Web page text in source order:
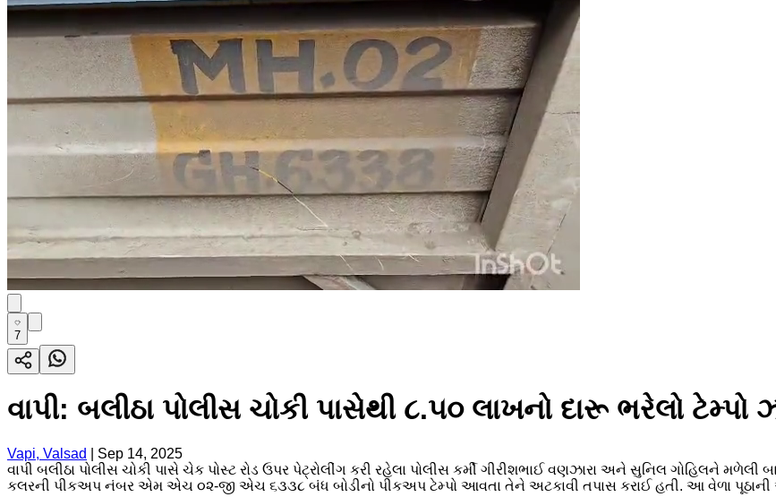
7
વાપી: બલીઠા પોલીસ ચોકી પાસેથી ૮.૫૦ લાખનો દારૂ ભરેલો ટેમ્પો
Vapi, Valsad
Sep 14, 2025
વાપી બલીઠા પોલીસ ચોકી પાસે ચેક પોસ્ટ રોડ ઉપર પેટ્રોલીંગ કરી રહેલા પોલીસ કર્મી ગીરીશભાઈ વણઝારા અને સુનિલ ગોહિલને
કલરની પીકઅપ નંબર એમ એચ ૦૨-જી એચ ૬૩૩૮ બંધ બોડીનો પીકઅપ ટેમ્પો આવતા તેને અટકાવી તપાસ કરાઈ હતી. આ વેળા પૂઠાની